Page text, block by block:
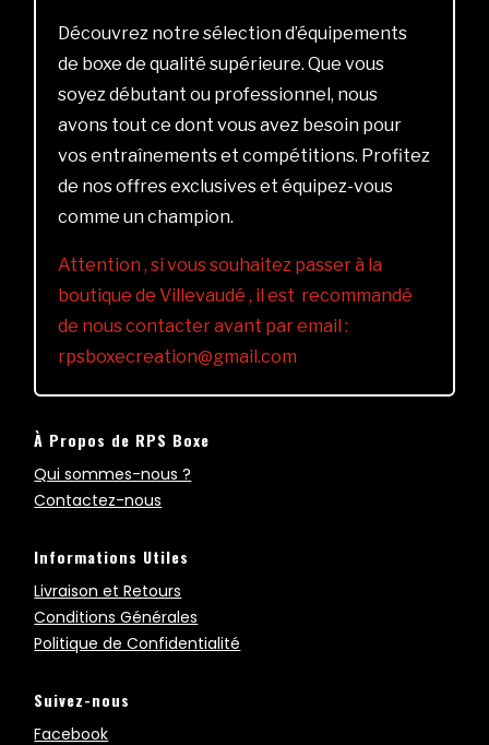
Découvrez notre sélection d’équipements
de boxe de qualité supérieure. Que vous
soyez débutant ou professionnel, nous
avons tout ce dont vous avez besoin pour
vos entraînements et compétitions. Profitez
de nos offres exclusives et équipez-vous
comme un champion.
Attention , si vous souhaitez passer à la
boutique de Villevaudé , il est recommandé
de nous contacter avant par email :
rpsboxecreation@gmail.com
À Propos de RPS Boxe
Qui sommes-nous ?
Contactez-nous
Informations Utiles
Livraison et Retours
Conditions Générales
Politique de Confidentialité
Suivez-nous
Facebook